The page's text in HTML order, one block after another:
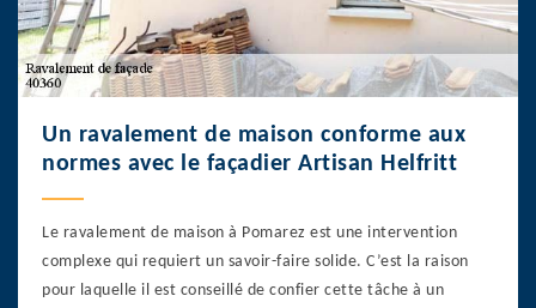
Un ravalement de maison conforme aux
normes avec le façadier Artisan Helfritt
Le ravalement de maison à Pomarez est une intervention
complexe qui requiert un savoir-faire solide. C’est la raison
pour laquelle il est conseillé de confier cette tâche à un